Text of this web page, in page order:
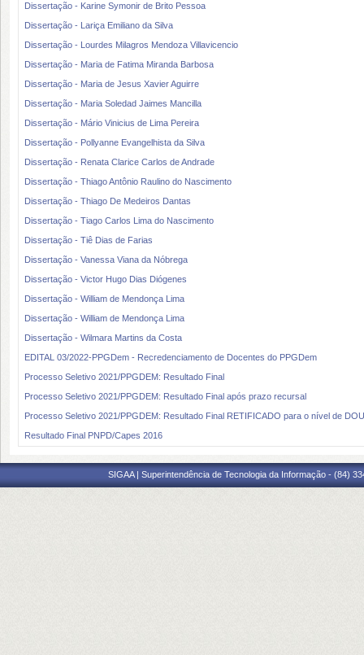
Dissertação - Karine Symonir de Brito Pessoa
Dissertação - Lariça Emiliano da Silva
Dissertação - Lourdes Milagros Mendoza Villavicencio
Dissertação - Maria de Fatima Miranda Barbosa
Dissertação - Maria de Jesus Xavier Aguirre
Dissertação - Maria Soledad Jaimes Mancilla
Dissertação - Mário Vinicius de Lima Pereira
Dissertação - Pollyanne Evangelhista da Silva
Dissertação - Renata Clarice Carlos de Andrade
Dissertação - Thiago Antônio Raulino do Nascimento
Dissertação - Thiago De Medeiros Dantas
Dissertação - Tiago Carlos Lima do Nascimento
Dissertação - Tiê Dias de Farias
Dissertação - Vanessa Viana da Nóbrega
Dissertação - Victor Hugo Dias Diógenes
Dissertação - William de Mendonça Lima
Dissertação - William de Mendonça Lima
Dissertação - Wilmara Martins da Costa
EDITAL 03/2022-PPGDem - Recredenciamento de Docentes do PPGDem
Processo Seletivo 2021/PPGDEM: Resultado Final
Processo Seletivo 2021/PPGDEM: Resultado Final após prazo recursal
Processo Seletivo 2021/PPGDEM: Resultado Final RETIFICADO para o nível de
Resultado Final PNPD/Capes 2016
SIGAA | Superintendência de Tecnologia da Informação - (84)